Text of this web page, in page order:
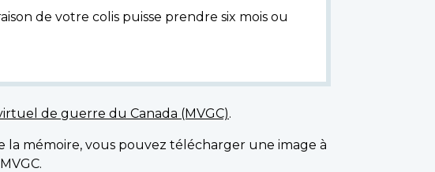
de votre colis puisse prendre six mois ou
de guerre du Canada (MVGC).
la mémoire, vous pouvez télécharger une image à